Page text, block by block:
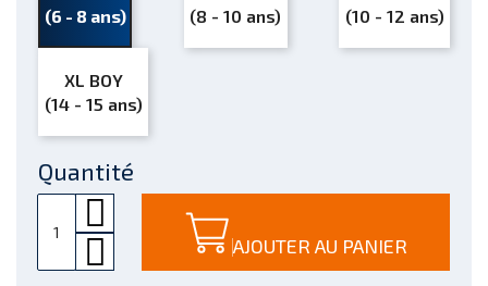
(6 - 8 ans)
(8 - 10 ans)
(10 - 12 ans)
XL BOY
(14 - 15 ans)
Quantité
AJOUTER AU PANIER